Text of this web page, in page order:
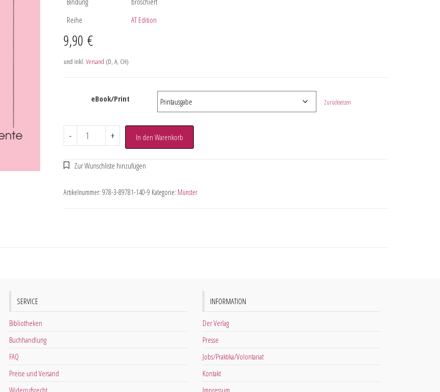
Reihe
AT Edition
9,90 €
und inkl. Versand (D, A, CH)
eBook/Print Zurücksetzen
- + In den Warenkorb
Artikelnummer: 978-3-89781-140-9 Kategorie: Münster
SERVICE
Bibliotheken
Buchhandlung
FAQ
Preise und Versand
Widerrufsrecht
INFORMATION
Der Verlag
Presse
Jobs/Praktika/Volontariat
Kontakt
Impressum